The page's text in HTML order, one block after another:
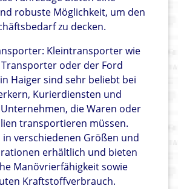
robuste Möglichkeit, um den
zu decken.
Kleintransporter wie
Transporter oder der Ford
Haiger sind sehr beliebt bei
Kurierdiensten und
die Waren oder
transportieren müssen.
in verschiedenen Größen und
erhältlich und bieten
Manövrierfähigkeit sowie
Kraftstoffverbrauch.